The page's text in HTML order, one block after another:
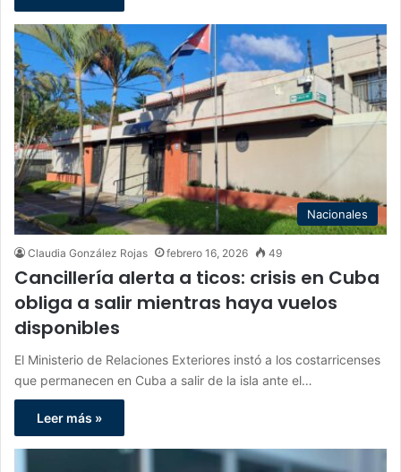
Nacionales
Claudia González Rojas febrero 16, 2026 49
Cancillería alerta a ticos: crisis en Cuba
obliga a salir mientras haya vuelos
disponibles
El Ministerio de Relaciones Exteriores instó a los costarricenses
que permanecen en Cuba a salir de la isla ante el…
Leer más »